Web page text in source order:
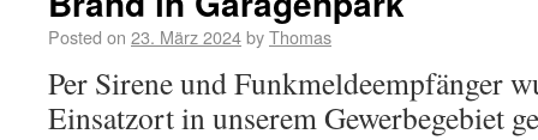
Posted on 23. März 2024byThomas
Per Sirene und Funkmeldeempfänger
Einsatzort in unserem Gewerbegebiet